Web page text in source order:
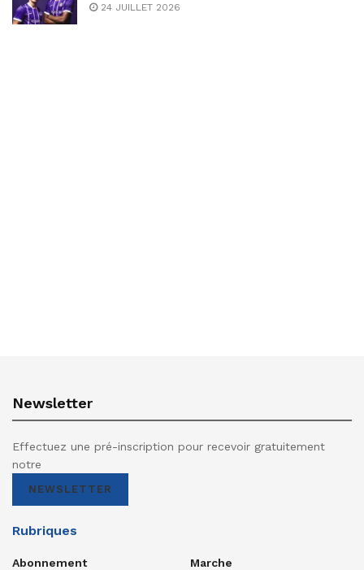
24 JUILLET 2026
Newsletter
Effectuez une pré-inscription pour recevoir gratuitement
notre
NEWSLETTER
Rubriques
Abonnement Marche